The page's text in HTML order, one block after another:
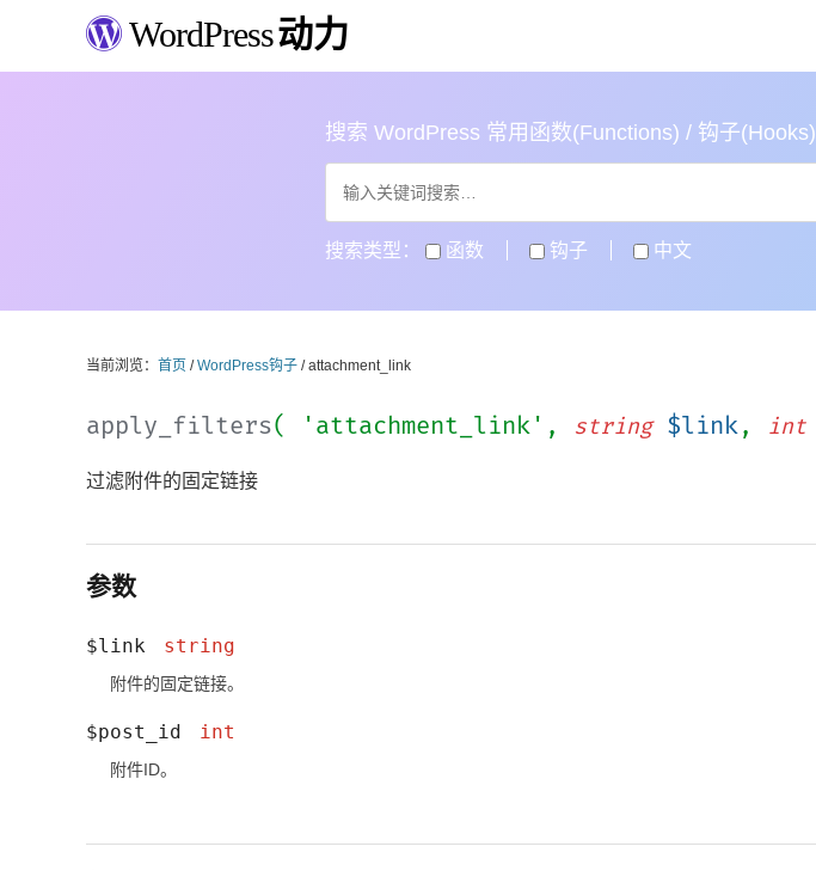
WordPress动力
搜索 WordPress 常用函数(Functions) / 钩子(Hooks)
搜索类型： 函数 钩子 中文
当前浏览： 首页 /WordPress钩子 / attachment_link
apply_filters( 'attachment_link', string $link, int
过滤附件的固定链接
参数
$link string
附件的固定链接。
$post_id int
附件ID。